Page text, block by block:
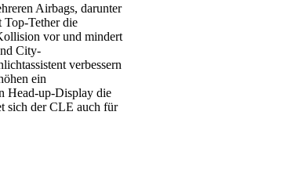
Airbags, darunter
Tether die
vor und mindert
City-
verbessern
ein
Head-up-Display die
sich der CLE auch für